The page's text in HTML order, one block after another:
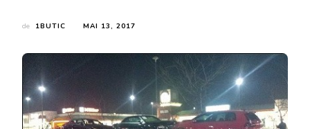
de 1BUTIC MAI 13, 2017